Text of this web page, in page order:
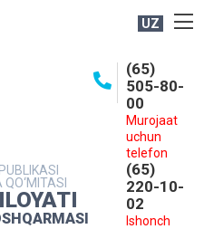
UZ
(65)
505-80-
00
Murojaat
uchun
telefon
(65)
220-10-
02
Ishonch
XIZMATI